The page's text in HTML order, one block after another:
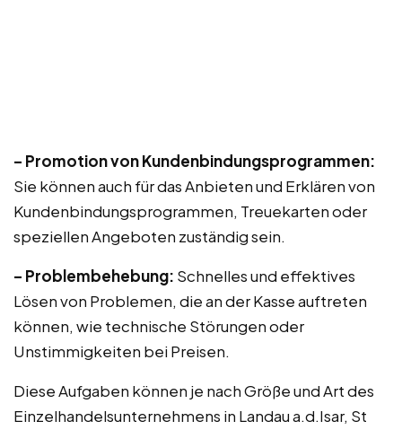
– Promotion von Kundenbindungsprogrammen:
Sie können auch für das Anbieten und Erklären von
Kundenbindungsprogrammen, Treuekarten oder
speziellen Angeboten zuständig sein.
– Problembehebung: Schnelles und effektives
Lösen von Problemen, die an der Kasse auftreten
können, wie technische Störungen oder
Unstimmigkeiten bei Preisen.
Diese Aufgaben können je nach Größe und Art des
Einzelhandelsunternehmens in Landau a.d.Isar, St